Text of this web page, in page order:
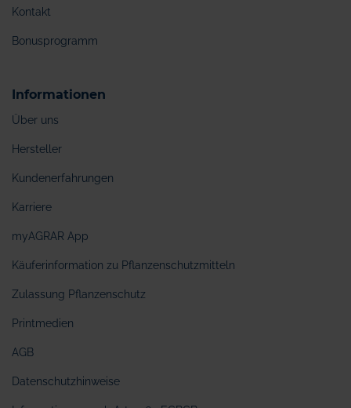
Kontakt
Bonusprogramm
Informationen
Über uns
Hersteller
Kundenerfahrungen
Karriere
myAGRAR App
Käuferinformation zu Pflanzenschutzmitteln
Zulassung Pflanzenschutz
Printmedien
AGB
Datenschutzhinweise